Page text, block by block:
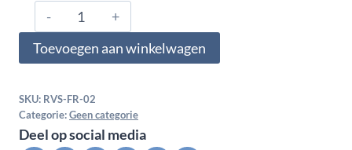
CUBA
RVS
tafelframe
Toevoegen aan winkelwagen
SKU: RVS-FR-02
Categorie: Geen categorie
Deel op social media